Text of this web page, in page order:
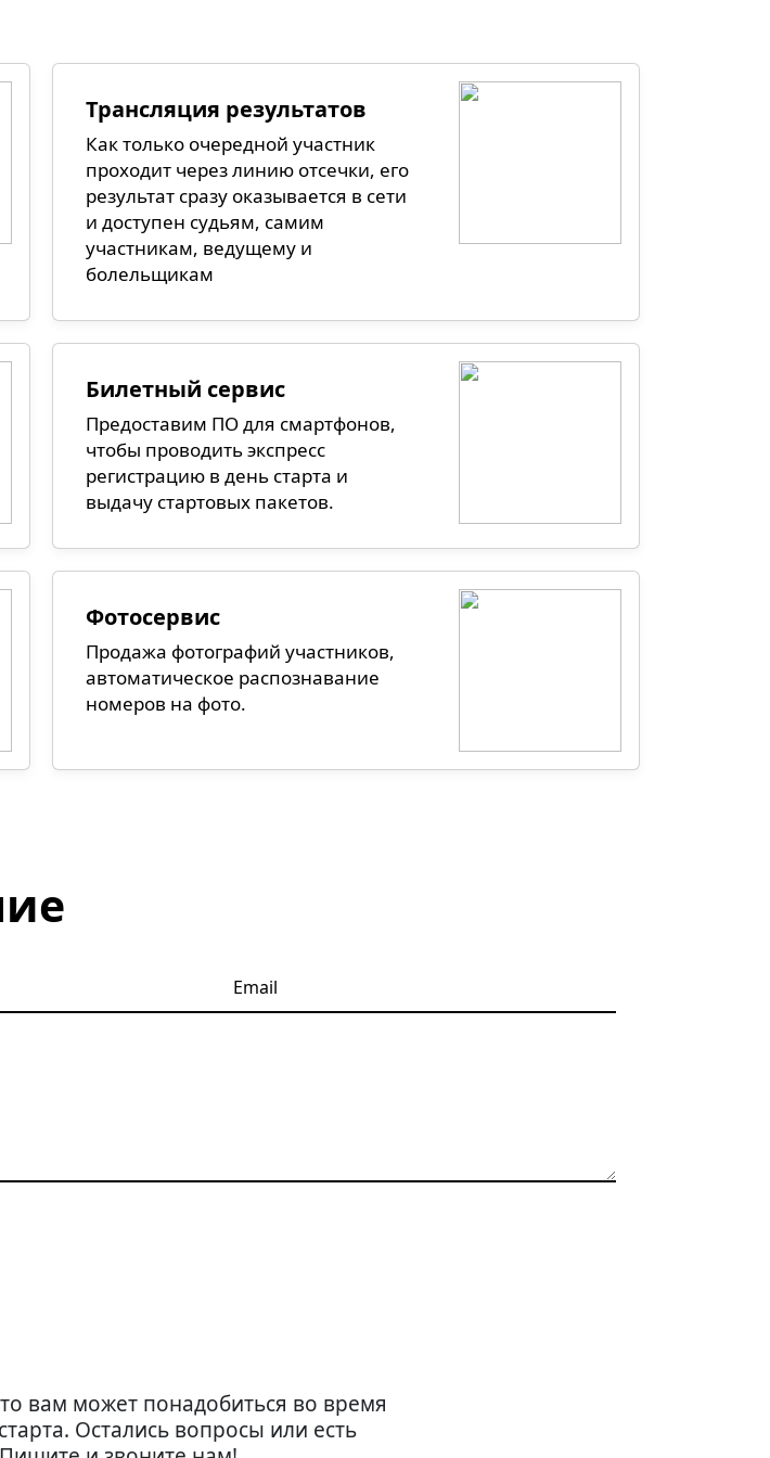
Трансляция результатов
Как только очередной участник
проходит через линию отсечки, его
результат сразу оказывается в сети
и доступен судьям, самим
участникам, ведущему и
болельщикам
Билетный сервис
Предоставим ПО для смартфонов,
чтобы проводить экспресс
регистрацию в день старта и
выдачу стартовых пакетов.
Фотосервис
Продажа фотографий участников,
автоматическое распознавание
номеров на фото.
Email
вам может понадобиться во время
Остались вопросы или есть